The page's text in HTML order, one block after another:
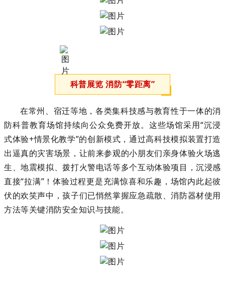
科普展览 消防“零距离”
在常州、宿迁等地，各类集科技感与教育性于一体的消
防科普教育场馆持续向公众免费开放。这些场馆采用“沉浸
式体验+情景化教学”的创新模式，通过高科技模拟装置打造
出逼真的灾害场景，让前来参观的小朋友们亲身体验火场逃
生、地震模拟、拨打火警电话等多个互动体验项目，沉浸感
直接“拉满”！体验过程更是充满惊喜和乐趣，场馆内此起彼
伏的欢笑声中，孩子们已悄然掌握应急疏散、消防器材使用
方法等关键消防安全知识与技能。